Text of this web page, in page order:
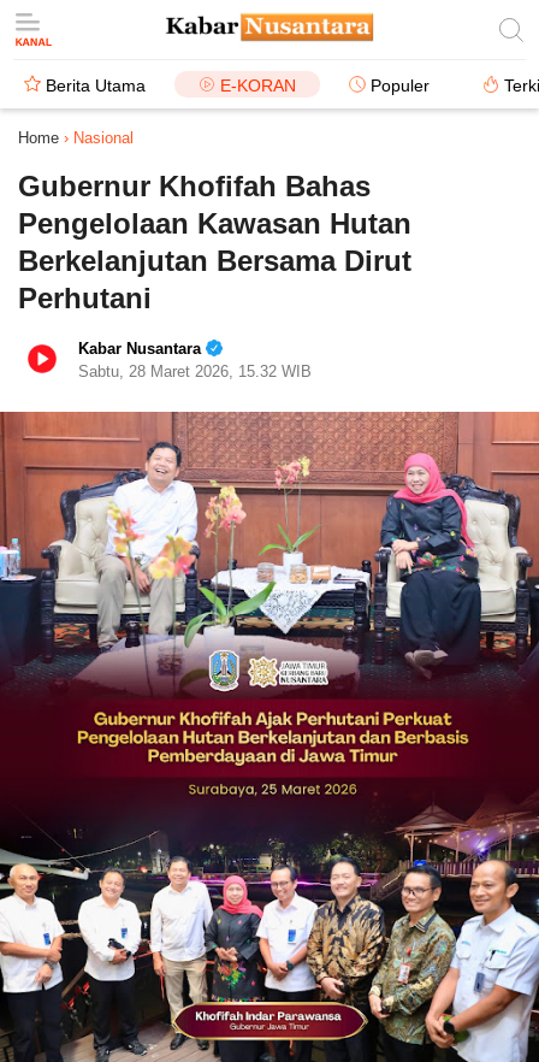
Berita Utama E-KORAN Populer
Home › Nasional
Gubernur Khofifah Bahas
Pengelolaan Kawasan Hutan
Berkelanjutan Bersama Dirut
Perhutani
Kabar Nusantara
Sabtu, 28 Maret 2026, 15.32 WIB